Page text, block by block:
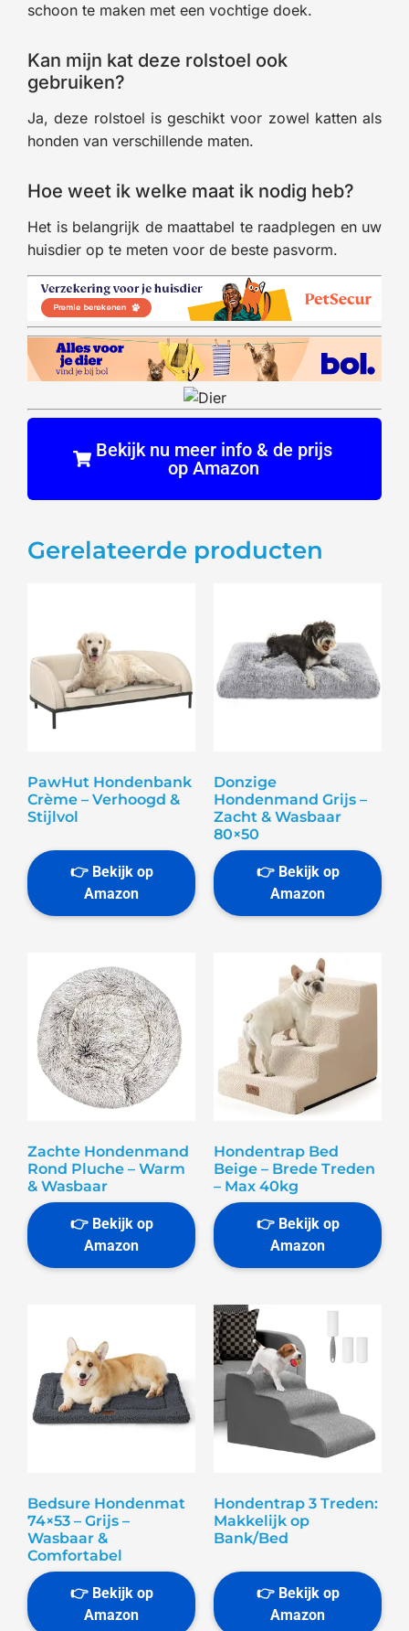
schoon te maken met een vochtige doek.
Kan mijn kat deze rolstoel ook
gebruiken?
Ja, deze rolstoel is geschikt voor zowel katten als
honden van verschillende maten.
Hoe weet ik welke maat ik nodig heb?
Het is belangrijk de maattabel te raadplegen en uw
huisdier op te meten voor de beste pasvorm.
Bekijk nu meer info & de prijs
op Amazon
Gerelateerde producten
PawHut Hondenbank
Crème – Verhoogd &
Stijlvol
Donzige
Hondenmand Grijs –
Zacht & Wasbaar
80×50
Zachte Hondenmand
Rond Pluche – Warm
& Wasbaar
Hondentrap Bed
Beige – Brede Treden
– Max 40kg
Bedsure Hondenmat
74×53 – Grijs –
Wasbaar &
Comfortabel
Hondentrap 3 Treden:
Makkelijk op
Bank/Bed